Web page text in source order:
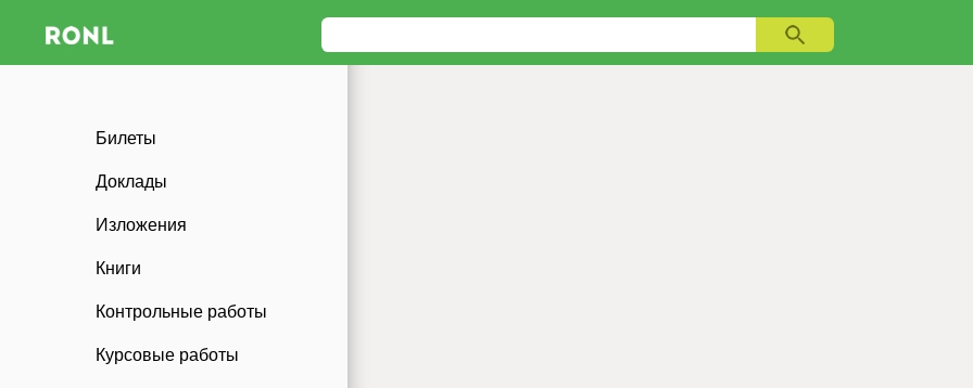
Билеты
Доклады
Изложения
Книги
Контрольные работы
Курсовые работы